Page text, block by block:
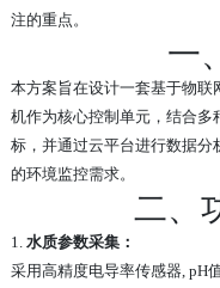
注的重点。
一
本方案旨在设计一套基于物联
机作为核心控制单元，结合
标，并通过云平台进行数据分
的环境监控需求。
二、
1. 水质参数采集：
采用高精度电导率传感器, pH